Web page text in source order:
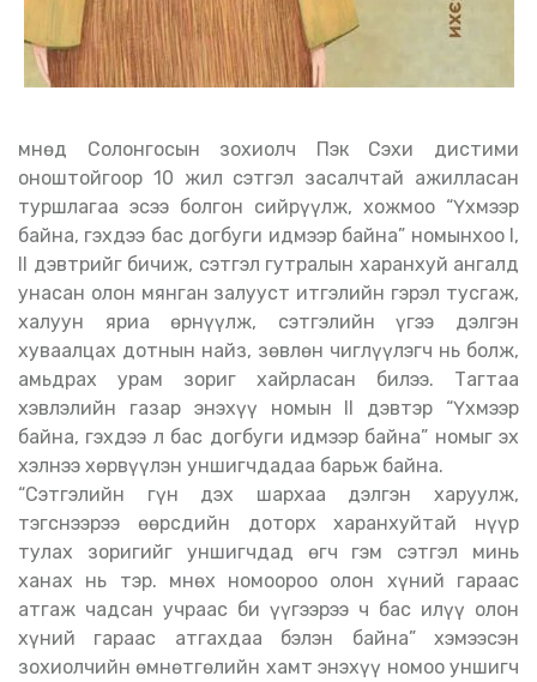
оноштойгоор 10 жил сэтгэл засалчтай ажилласан
туршлагаа эсээ болгон сийрүүлж, хожмоо “Үхмээр
байна, гэхдээ бас догбуги идмээр байна” номынхоо I,
II дэвтрийг бичиж, сэтгэл гутралын харанхуй ангалд
унасан олон мянган залууст итгэлийн гэрэл тусгаж,
халуун яриа өрнүүлж, сэтгэлийн үгээ дэлгэн
хуваалцах дотнын найз, зөвлөн чиглүүлэгч нь болж,
амьдрах урам зориг хайрласан билээ. Тагтаа
хэвлэлийн газар энэхүү номын II дэвтэр “Үхмээр
байна, гэхдээ л бас догбуги идмээр байна” номыг эх
хэлнээ хөрвүүлэн уншигчдадаа барьж байна.
“Сэтгэлийн гүн дэх шархаа дэлгэн харуулж,
тэгснээрээ өөрсдийн доторх харанхуйтай нүүр
тулах зоригийг уншигчдад өгч гэм сэтгэл минь
ханах нь тэр. Өмнөх номоороо олон хүний гараас
атгаж чадсан учраас би үүгээрээ ч бас илүү олон
хүний гараас атгахдаа бэлэн байна” хэмээсэн
зохиолчийн өмнөтгөлийн хамт энэхүү номоо уншигч